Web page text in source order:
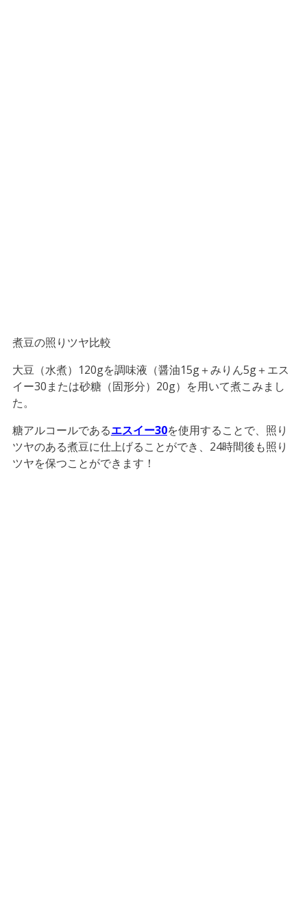
煮豆の照りツヤ比較
大豆（水煮）120gを調味液（醤油15g＋みりん5g＋エス
イー30または砂糖（固形分）20g）を用いて煮こみまし
た。
糖アルコールであるエスイー30を使用することで、照り
ツヤのある煮豆に仕上げることができ、24時間後も照り
ツヤを保つことができます！